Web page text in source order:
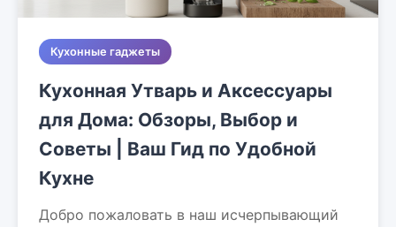
Кухонные гаджеты
Кухонная Утварь и Аксессуары
для Дома: Обзоры, Выбор и
Советы | Ваш Гид по Удобной
Кухне
Добро пожаловать в наш исчерпывающий